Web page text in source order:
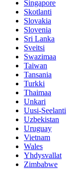
Singapore
Skotlanti
Slovakia
Slovenia
Sri Lanka
Sveitsi
Swazimaa
Taiwan
Tansania
Turkki
Thaimaa
Unkari
Uusi-Seelanti
Uzbekistan
Uruguay
Vietnam
Wales
Yhdysvallat
Zimbabwe